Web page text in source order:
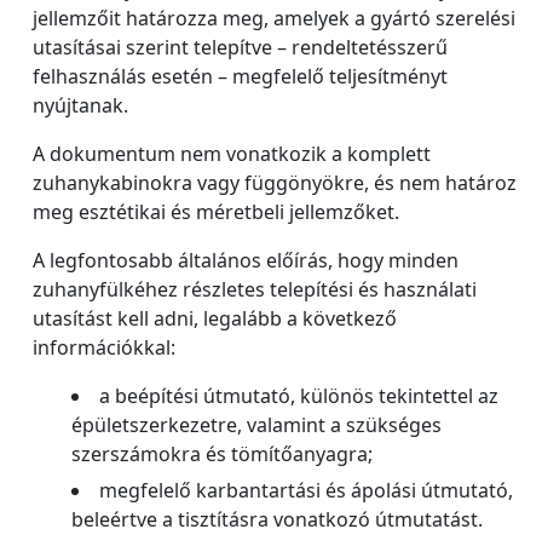
jellemzőit határozza meg, amelyek a gyártó szerelési
utasításai szerint telepítve – rendeltetésszerű
felhasználás esetén – megfelelő teljesítményt
nyújtanak.
A dokumentum nem vonatkozik a komplett
zuhanykabinokra vagy függönyökre, és nem határoz
meg esztétikai és méretbeli jellemzőket.
A legfontosabb általános előírás, hogy minden
zuhanyfülkéhez részletes telepítési és használati
utasítást kell adni, legalább a következő
információkkal:
a beépítési útmutató, különös tekintettel az
épületszerkezetre, valamint a szükséges
szerszámokra és tömítőanyagra;
megfelelő karbantartási és ápolási útmutató,
beleértve a tisztításra vonatkozó útmutatást.